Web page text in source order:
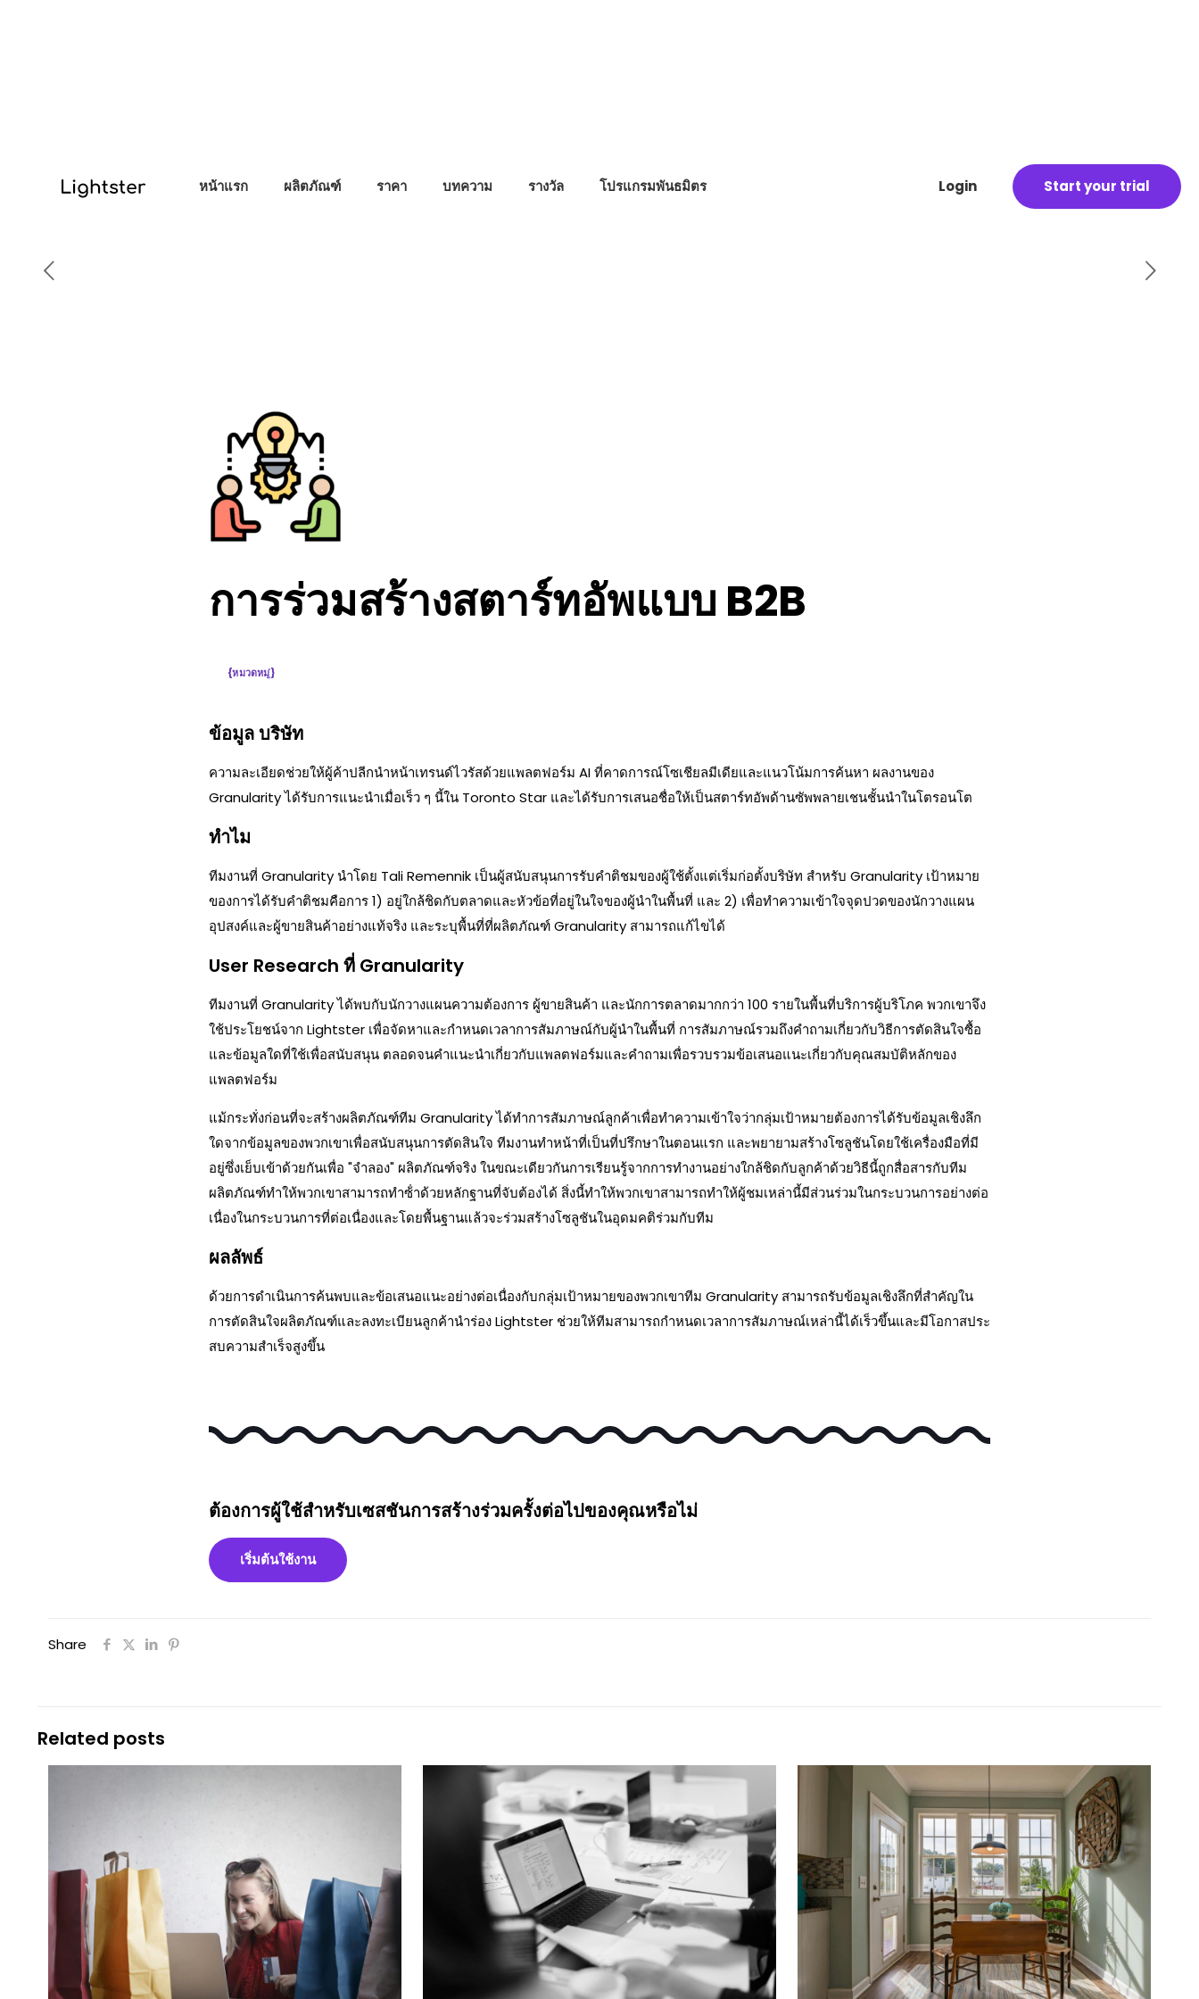
หน้าแรก ผลิตภัณฑ์ ราคา บทความ รางวัล โปรแกรมพันธมิตร Login Start your trial
การร่วมสร้างสตาร์ทอัพแบบ B2B
{หมวดหมู่}
ข้อมูล บริษัท
ความละเอียดช่วยให้ผู้ค้าปลีกนําหน้าเทรนด์ไวรัสด้วยแพลตฟอร์ม AI ที่คาดการณ์โซเชียลมีเดียและแนวโน้มการค้นหา ผลงานของ
Granularity ได้รับการแนะนําเมื่อเร็ว ๆ นี้ใน Toronto Star และได้รับการเสนอชื่อให้เป็นสตาร์ทอัพด้านซัพพลายเชนชั้นนําในโตรอนโต
ทําไม
ทีมงานที่ Granularity นําโดย Tali Remennik เป็นผู้สนับสนุนการรับคําติชมของผู้ใช้ตั้งแต่เริ่มก่อตั้งบริษัท สําหรับ Granularity เป้าหมาย
ของการได้รับคําติชมคือการ 1) อยู่ใกล้ชิดกับตลาดและหัวข้อที่อยู่ในใจของผู้นําในพื้นที่ และ 2) เพื่อทําความเข้าใจจุดปวดของนักวางแผน
อุปสงค์และผู้ขายสินค้าอย่างแท้จริง และระบุพื้นที่ที่ผลิตภัณฑ์ Granularity สามารถแก้ไขได้
User Research ที่ Granularity
ทีมงานที่ Granularity ได้พบกับนักวางแผนความต้องการ ผู้ขายสินค้า และนักการตลาดมากกว่า 100 รายในพื้นที่บริการผู้บริโภค พวกเขาจึง
ใช้ประโยชน์จาก Lightster เพื่อจัดหาและกําหนดเวลาการสัมภาษณ์กับผู้นําในพื้นที่ การสัมภาษณ์รวมถึงคําถามเกี่ยวกับวิธีการตัดสินใจซื้อ
และข้อมูลใดที่ใช้เพื่อสนับสนุน ตลอดจนคําแนะนําเกี่ยวกับแพลตฟอร์มและคําถามเพื่อรวบรวมข้อเสนอแนะเกี่ยวกับคุณสมบัติหลักของ
แพลตฟอร์ม
แม้กระทั่งก่อนที่จะสร้างผลิตภัณฑ์ทีม Granularity ได้ทําการสัมภาษณ์ลูกค้าเพื่อทําความเข้าใจว่ากลุ่มเป้าหมายต้องการได้รับข้อมูลเชิงลึก
ใดจากข้อมูลของพวกเขาเพื่อสนับสนุนการตัดสินใจ ทีมงานทําหน้าที่เป็นที่ปรึกษาในตอนแรก และพยายามสร้างโซลูชันโดยใช้เครื่องมือที่มี
อยู่ซึ่งเย็บเข้าด้วยกันเพื่อ "จําลอง" ผลิตภัณฑ์จริง ในขณะเดียวกันการเรียนรู้จากการทํางานอย่างใกล้ชิดกับลูกค้าด้วยวิธีนี้ถูกสื่อสารกับทีม
ผลิตภัณฑ์ทําให้พวกเขาสามารถทําซ้ําด้วยหลักฐานที่จับต้องได้ สิ่งนี้ทําให้พวกเขาสามารถทําให้ผู้ชมเหล่านี้มีส่วนร่วมในกระบวนการอย่างต่อ
เนื่องในกระบวนการที่ต่อเนื่องและโดยพื้นฐานแล้วจะร่วมสร้างโซลูชันในอุดมคติร่วมกับทีม
ผลลัพธ์
ด้วยการดําเนินการค้นพบและข้อเสนอแนะอย่างต่อเนื่องกับกลุ่มเป้าหมายของพวกเขาทีม Granularity สามารถรับข้อมูลเชิงลึกที่สําคัญใน
การตัดสินใจผลิตภัณฑ์และลงทะเบียนลูกค้านําร่อง Lightster ช่วยให้ทีมสามารถกําหนดเวลาการสัมภาษณ์เหล่านี้ได้เร็วขึ้นและมีโอกาสประ
สบความสําเร็จสูงขึ้น
ต้องการผู้ใช้สําหรับเซสชันการสร้างร่วมครั้งต่อไปของคุณหรือไม่
เริ่มต้นใช้งาน
Share
Related posts